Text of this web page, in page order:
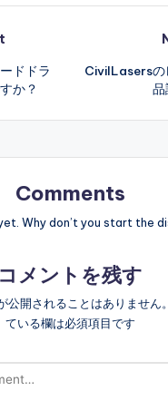
ドドラ
か？
CivilLasersの
品
Comments
Why don’t you start the
コメントを残す
公開されることはありません。
ている欄は必須項目です